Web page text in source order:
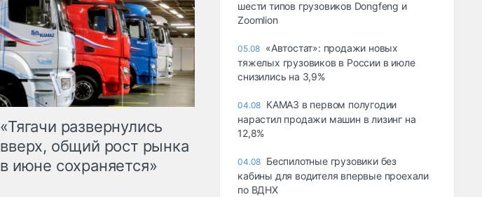
«Тягачи развернулись
вверх, общий рост рынка
в июне сохраняется»
шести типов грузовиков Dongfeng и
Zoomlion
05.08 «Автостат»: продажи новых
тяжелых грузовиков в России в июле
снизились на 3,9%
04.08 КАМАЗ в первом полугодии
нарастил продажи машин в лизинг на
12,8%
04.08 Беспилотные грузовики без
кабины для водителя впервые проехали
по ВДНХ